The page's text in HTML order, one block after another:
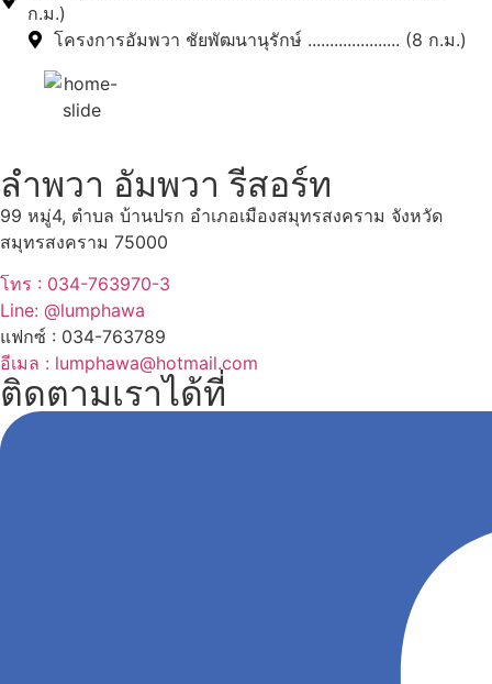
ก.ม.)
โครงการอัมพวา ชัยพัฒนานุรักษ์ ..................... (8 ก.ม.)
ลำพวา อัมพวา รีสอร์ท
99 หมู่4, ตำบล บ้านปรก อำเภอเมืองสมุทรสงคราม จังหวัด
สมุทรสงคราม 75000
โทร : 034-763970-3
Line: @lumphawa
แฟกซ์ : 034-763789
อีเมล : lumphawa@hotmail.com
ติดตามเราได้ที่